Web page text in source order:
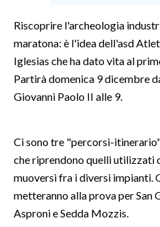
GOSSIP
SALUTE
SARDEGNA TURISMO
NOTIZIE
#CARAUNIONE
Riscoprire l'archeologia
maratona: è l'idea dell'asd
Iglesias che ha dato vita al
Partirà domenica 9 dicembre
Giovanni Paolo II alle 9.
Ci sono tre "percorsi-
che riprendono quelli utilizzati
muoversi fra i diversi impianti.
metteranno alla prova per San
Asproni e Sedda Mozzis.